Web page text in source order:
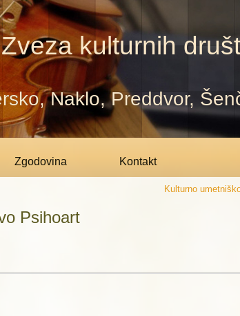
Zveza kulturnih
Naklo, Preddvor,
Zgodovina Kontakt
Kulturno
Psihoart